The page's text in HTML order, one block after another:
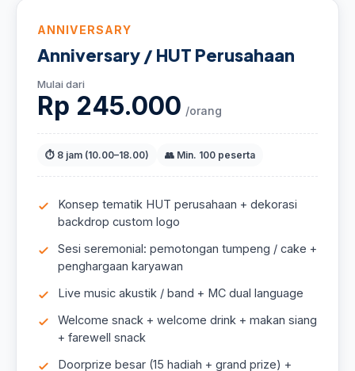
ANNIVERSARY
Anniversary / HUT Perusahaan
Mulai dari
Rp 245.000 /orang
⏱ 8 jam (10.00–18.00) 👥 Min. 100 peserta
Konsep tematik HUT perusahaan + dekorasi
backdrop custom logo
Sesi seremonial: pemotongan tumpeng / cake +
penghargaan karyawan
Live music akustik / band + MC dual language
Welcome snack + welcome drink + makan siang
+ farewell snack
Doorprize besar (15 hadiah + grand prize) +